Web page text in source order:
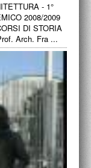
- 1°
2008/2009
DI STORIA
Arch. Fra ...